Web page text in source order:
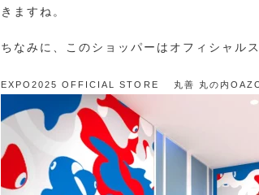
きますね。
ちなみに、このショッパーはオフィシャル
EXPO2025 OFFICIAL STORE 丸善 丸の内